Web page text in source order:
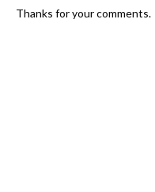
Thanks for your comments.